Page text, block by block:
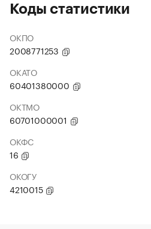
Коды статистики
ОКПО
2008771253
ОКАТО
60401380000
ОКТМО
60701000001
ОКФС
16
ОКОГУ
4210015